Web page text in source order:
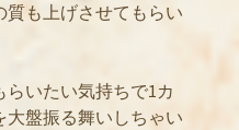
質も上げさせてもらい
いたい気持ちで1カ
大盤振る舞いしちゃい